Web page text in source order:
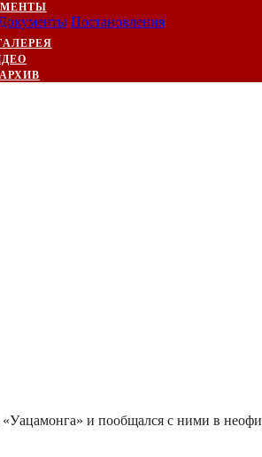
Постановления
АРХИВ
и пообщался с ними в